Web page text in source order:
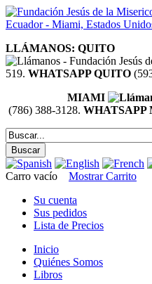
LLÁMANOS: QUITO
519. WHATSAPP QUITO
MIAMI
(786) 388-3128.
Carro vacío
Mostrar Carrito
Su cuenta
Sus pedidos
Lista de Precios
Inicio
Quiénes Somos
Libros